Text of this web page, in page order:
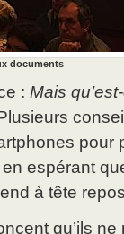
documents
: Mais
pour
espérant
à tête
qu’ils